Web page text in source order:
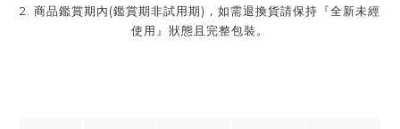
2. 商品鑑賞期內(鑑賞期非試用期)，如需退換貨請保持『全新未經
使用』狀態且完整包裝。